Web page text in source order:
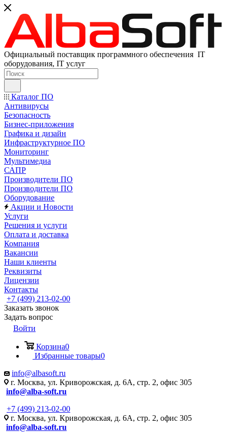
Официальный поставщик программного обеспечения IT
оборудования, IT услуг
Каталог ПО
Антивирусы
Безопасность
Бизнес-приложения
Графика и дизайн
Инфраструктурное ПО
Мониторинг
Мультимедиа
САПР
Производители ПО
Производители ПО
Оборудование
Акции и Новости
Услуги
Решения и услуги
Оплата и доставка
Компания
Вакансии
Наши клиенты
Реквизиты
Лицензии
Контакты
+7 (499) 213-02-00
Заказать звонок
Задать вопрос
Войти
Корзина0
Избранные товары0
info@albasoft.ru
г. Москва, ул. Криворожская, д. 6А, стр. 2, офис 305
info@alba-soft.ru
+7 (499) 213-02-00
г. Москва, ул. Криворожская, д. 6А, стр. 2, офис 305
info@alba-soft.ru